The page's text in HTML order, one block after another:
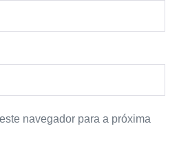
navegador para a próxima